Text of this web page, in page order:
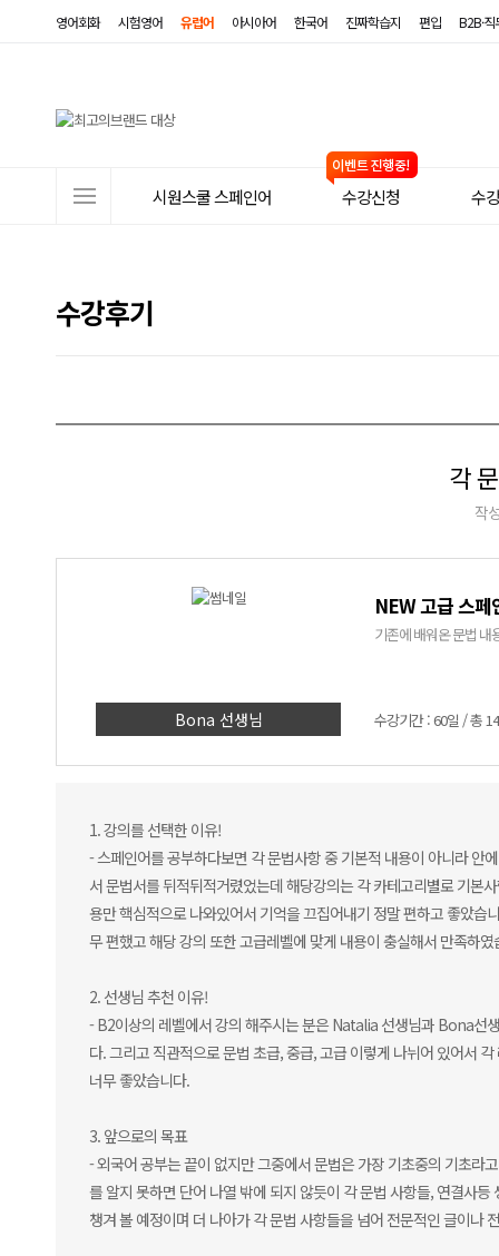
영어회화 시험영어 유럽어 아시아어 한국어 진짜학습지 편입 B2B·
뉴
시원스쿨 스페인어 수강신청 수
수강후기
각
작
Bona 선생님
NEW 고급 스페
수강기간 : 60일 / 총
1. 강의를 선택한 이유!
- 스페인어를 공부하다보면 각 문법사항 중 기본적 내용이 아니라 안
서 문법서를 뒤적뒤적거렸었는데 해당강의는 각 카테고리별로 기본
용만 핵심적으로 나와있어서 기억을 끄집어내기 정말 편하고 좋았
무 편했고 해당 강의 또한 고급레벨에 맞게 내용이 충실해서 만족하였
2. 선생님 추천 이유!
- B2이상의 레벨에서 강의 해주시는 분은 Natalia 선생님과 Bona선
다. 그리고 직관적으로 문법 초급, 중급, 고급 이렇게 나뉘어 있어서
너무 좋았습니다.
3. 앞으로의 목표
- 외국어 공부는 끝이 없지만 그중에서 문법은 가장 기초중의 기초라
를 알지 못하면 단어 나열 밖에 되지 않듯이 각 문법 사항들, 연결사
챙겨 볼 예정이며 더 나아가 각 문법 사항들을 넘어 전문적인 글이나